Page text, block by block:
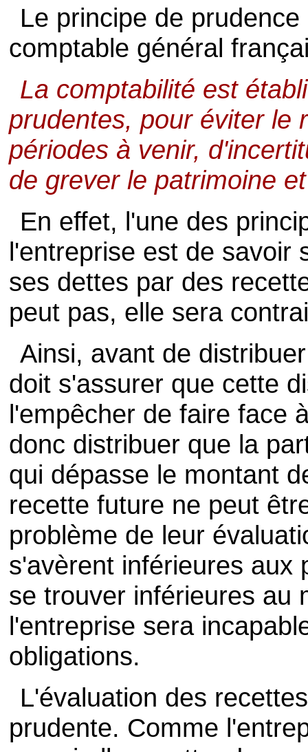
Le principe de
comptable général
La comptabilité est
prudentes, pour éviter le
périodes à venir,
de grever le patrimoine
En effet, l'une des
l'entreprise est de savoir
ses dettes par des
peut pas, elle sera
Ainsi, avant de
doit s'assurer que cette
l'empêcher de faire face
donc distribuer que la
qui dépasse le montant
recette future ne peut
problème de leur
s'avèrent inférieures aux
se trouver inférieures au
l'entreprise sera
obligations.
L'évaluation des
prudente. Comme